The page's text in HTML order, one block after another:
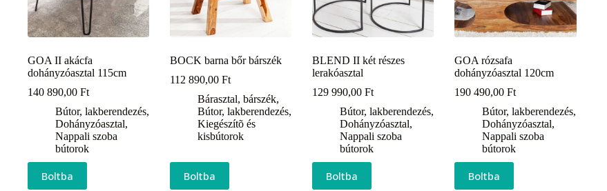
GOA II akácfa
dohányzóasztal 115cm
140 890,00 Ft
Bútor, lakberendezés,
Dohányzóasztal,
Nappali szoba
bútorok
Boltba
BOCK barna bőr bárszék
112 890,00Ft
Bárasztal, bárszék,
Bútor, lakberendezés,
Kiegészítõ és
kisbútorok
Boltba
BLEND II két részes
lerakóasztal
129 990,00Ft
Bútor, lakberendezés,
Dohányzóasztal,
Nappali szoba
bútorok
Boltba
GOA rózsafa
dohányzóasztal 120cm
190 490,00Ft
Bútor, lakberendezés,
Dohányzóasztal,
Nappali szoba
bútorok
Boltba